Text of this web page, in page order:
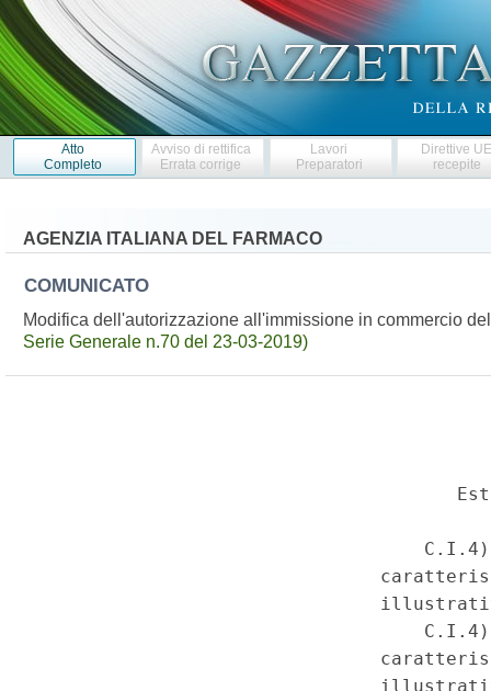
Atto
Completo
Avviso di rettifica
Errata corrige
Lavori
Preparatori
Direttive
recepite
AGENZIA ITALIANA DEL FARMACO
COMUNICATO
Modifica dell'autorizzazione all'immissione in commercio
Serie Generale n.70 del 23-03-2019)